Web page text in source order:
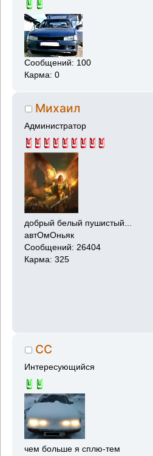
Сообщений: 100
Карма: 0
Михаил
Администратор
добрый белый пушистый...
автОмОньяк
Сообщений: 26404
Карма: 325
СС
Интересующийся
чем больше я сплю-тем